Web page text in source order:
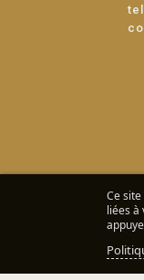
Ce
liées à